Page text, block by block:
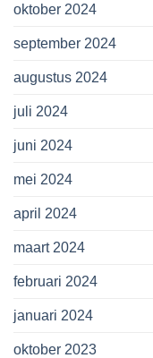
oktober 2024
september 2024
augustus 2024
juli 2024
juni 2024
mei 2024
april 2024
maart 2024
februari 2024
januari 2024
oktober 2023